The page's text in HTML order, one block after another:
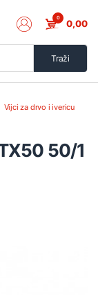
Traži
0 0,00
Vijci za drvo i ivericu
50/1